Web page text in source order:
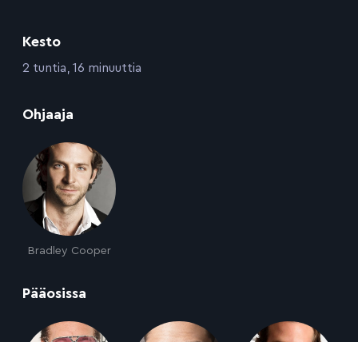
Kesto
:2 tuntia, 16 minuuttia
Ohjaaja
Bradley Cooper
Pääosissa